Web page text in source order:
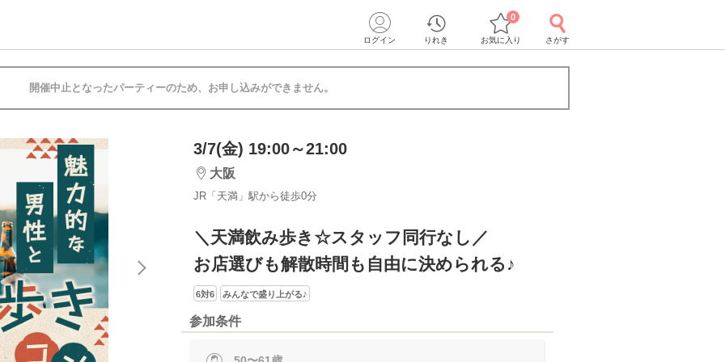
ログイン りれき お気に入り
0
さがす
開催中止となったパーティーのため、お申し込みができません。
3/7(金) 19:00～21:00
大阪
JR「天満」駅から徒歩0分
＼天満飲み歩き☆スタッフ同行なし／
お店選びも解散時間も自由に決められる♪
6対6 みんなで盛り上がる♪
参加条件